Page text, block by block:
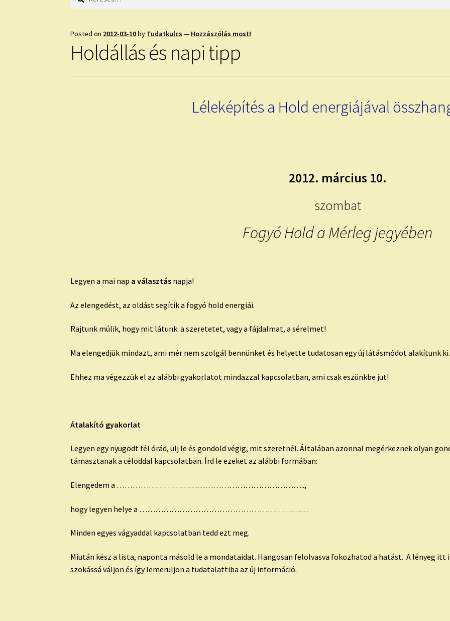
Posted on 2012-03-10by Tudatkulcs — Hozzászólás most!
Holdállás és napi tipp
Léleképítés a Hold energiájával
2012. március 10.
szombat
Fogyó Hold a Mérleg jegyében
Legyen a mai nap a választás napja!
Az elengedést, az oldást segítik a fogyó hold energiái.
Rajtunk múlik, hogy mit látunk: a szeretetet, vagy a fájdalmat, a sérelmet!
Ma elengedjük mindazt, ami mér nem szolgál bennünket és helyette tudatosan egy új látásmódot alakítunk ki.
Ehhez ma végezzük el az alábbi gyakorlatot mindazzal kapcsolatban, ami csak eszünkbe jut!
Átalakító gyakorlat
Legyen egy nyugodt fél órád, ülj le és gondold végig, mit szeretnél. Általában azonnal megérkeznek olyan
támasztanak a céloddal kapcsolatban. Írd le ezeket az alábbi formában:
Elengedem a ……………………………………………………………..,
hogy legyen helye a ………………………………………………………
Minden egyes vágyaddal kapcsolatban tedd ezt meg.
Miután kész a lista, naponta másold le a mondataidat. Hangosan felolvasva fokozhatod a hatást. A lényeg itt
szokássá váljon és így lemerüljön a tudatalattiba az új információ.